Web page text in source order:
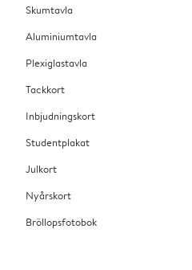
Skumtavla
Aluminiumtavla
Plexiglastavla
Tackkort
Inbjudningskort
Studentplakat
Julkort
Nyårskort
Bröllopsfotobok